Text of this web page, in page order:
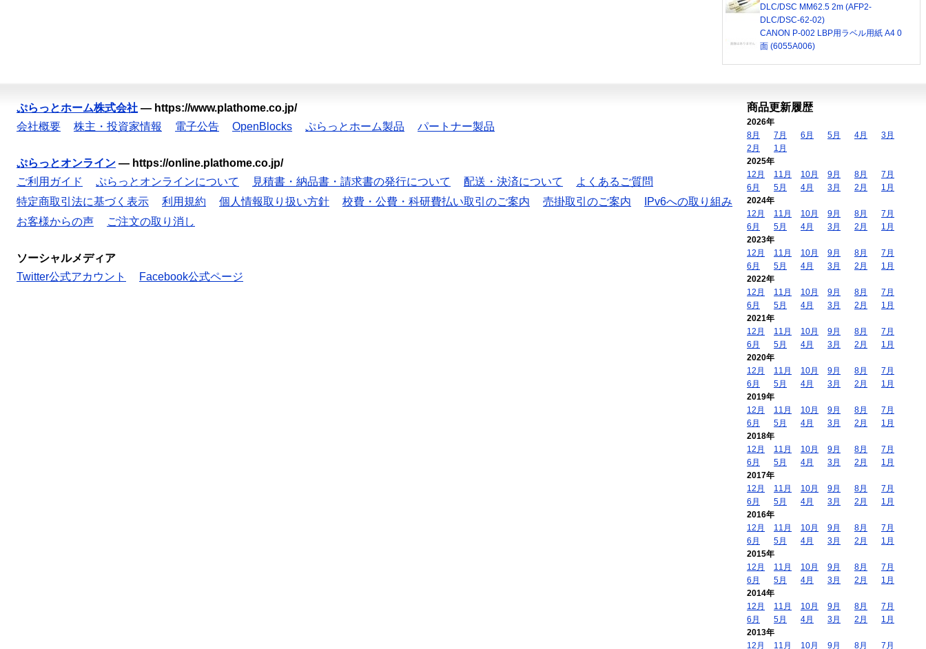
DLC/DSC MM62.5 2m (AFP2-
DLC/DSC-62-02)
CANON P-002 LBP用ラベル用紙 A4 0
面 (6055A006)
ぷらっとホーム株式会社 — https://www.plathome.co.jp/
会社概要
株主・投資家情報 電子公告 OpenBlocks ぷらっとホーム製品 パートナー製品
ぷらっとオンライン — https://online.plathome.co.jp/
ご利用ガイド
ぷらっとオンラインについて 見積書・納品書・請求書の発行について 配送・決済について
よくあるご質問
特定商取引法に基づく表示
利用規約 個人情報取り扱い方針 校費・公費・科研費払い取引のご案内 売掛取引のご案内
IPv6への取り組み
お客様からの声
ご注文の取り消し
ソーシャルメディア
Twitter公式アカウント
Facebook公式ページ
商品更新履歴
2026年
8月
7月 6月 5月 4月
3月
2月
1月
2025年
12月
11月 10月 9月 8月
7月
6月
5月 4月 3月 2月
1月
2024年
12月
11月 10月 9月 8月
7月
6月
5月 4月 3月 2月
1月
2023年
12月
11月 10月 9月 8月
7月
6月
5月 4月 3月 2月
1月
2022年
12月
11月 10月 9月 8月
7月
6月
5月 4月 3月 2月
1月
2021年
12月
11月 10月 9月 8月
7月
6月
5月 4月 3月 2月
1月
2020年
12月
11月 10月 9月 8月
7月
6月
5月 4月 3月 2月
1月
2019年
12月
11月 10月 9月 8月
7月
6月
5月 4月 3月 2月
1月
2018年
12月
11月 10月 9月 8月
7月
6月
5月 4月 3月 2月
1月
2017年
12月
11月 10月 9月 8月
7月
6月
5月 4月 3月 2月
1月
2016年
12月
11月 10月 9月 8月
7月
6月
5月 4月 3月 2月
1月
2015年
12月
11月 10月 9月 8月
7月
6月
5月 4月 3月 2月
1月
2014年
12月
11月 10月 9月 8月
7月
6月
5月 4月 3月 2月
1月
2013年
12月
11月 10月 9月 8月 7月